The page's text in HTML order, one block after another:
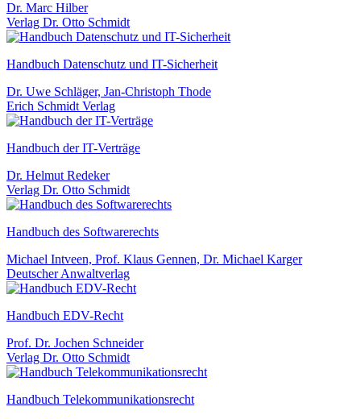
Dr. Marc Hilber
Verlag Dr. Otto Schmidt
Handbuch Datenschutz und IT-Sicherheit
Dr. Uwe Schläger, Jan-Christoph Thode
Erich Schmidt Verlag
Handbuch der IT-Verträge
Dr. Helmut Redeker
Verlag Dr. Otto Schmidt
Handbuch des Softwarerechts
Michael Intveen, Prof. Klaus Gennen, Dr. Michael Karger
Deutscher Anwaltverlag
Handbuch EDV-Recht
Prof. Dr. Jochen Schneider
Verlag Dr. Otto Schmidt
Handbuch Telekommunikationsrecht